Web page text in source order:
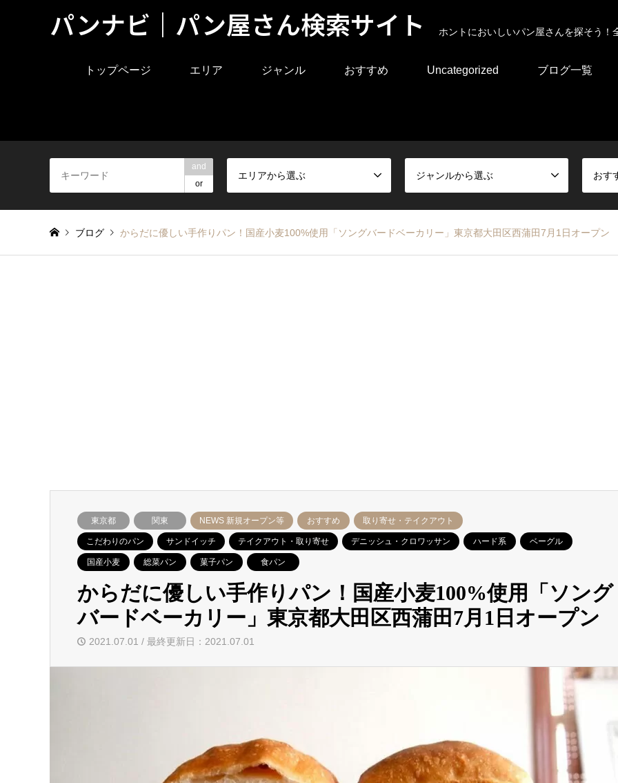
パンナビ｜パン屋さん検索サイト ホントにおいしいパン屋さんを探そう
トップページ エリア ジャンル おすすめ Uncategorized ブログ一覧
and
or
エリアから選ぶ ジャンルから選ぶ おす
ブログ からだに優しい手作りパン！国産小麦100%使用「ソングバードベーカリー」東京都大田区西蒲田7月1日オープン
東京都 関東 NEWS 新規オープン等 おすすめ 取り寄せ・テイクアウト
こだわりのパン サンドイッチ テイクアウト・取り寄せ デニッシュ・クロワッサン ハード系 ベーグル
国産小麦 総菜パン 菓子パン 食パン
からだに優しい手作りパン！国産小麦100%使用「ソング
バードベーカリー」東京都大田区西蒲田7月1日オープン
2021.07.01 / 最終更新日：2021.07.01